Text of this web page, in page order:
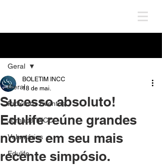
Geral
Próximos Eventos
Jornada INCC
Voluntários
Edulife
Geral
Sucesso absoluto!
Edulife reúne grandes
nomes em seu mais
recente simpósio.
BOLETIM INCC
18 de mai.